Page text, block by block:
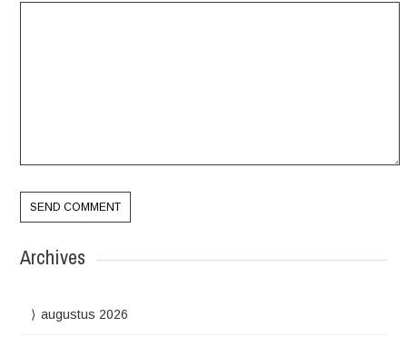
Archives
augustus 2026